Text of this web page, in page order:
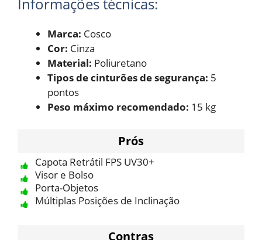
Informações técnicas:
Marca: Cosco
Cor: Cinza
Material: Poliuretano
Tipos de cinturões de segurança: 5
pontos
Peso máximo recomendado: 15 kg
Prós
Capota Retrátil FPS UV30+
Visor e Bolso
Porta-Objetos
Múltiplas Posições de Inclinação
Contras